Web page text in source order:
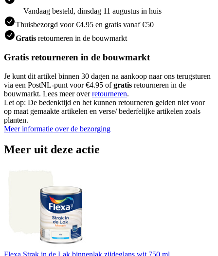
Vandaag besteld, dinsdag 11 augustus in huis
Thuisbezorgd voor €4.95 en gratis vanaf €50
Gratis retourneren in de bouwmarkt
Gratis retourneren in de bouwmarkt
Je kunt dit artikel binnen 30 dagen na aankoop naar ons terugsturen
via een PostNL-punt voor €4.95 ofgratis retourneren in de
bouwmarkt. Lees meer overretourneren.
Let op: De bedenktijd en het kunnen retourneren gelden niet voor
op maat gemaakte artikelen en verse/ bederfelijke artikelen zoals
planten.
Meer informatie over de bezorging
Meer uit deze actie